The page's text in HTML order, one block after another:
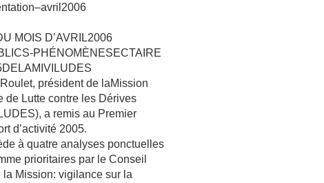
MOIS D’AVRIL2006
PHÉNOMÈNESECTAIRE
président de laMission
de Lutte contre les Dérives
a remis au Premier
d’activité 2005.
à quatre analyses ponctuelles
prioritaires par le Conseil
la Mission: vigilance sur la